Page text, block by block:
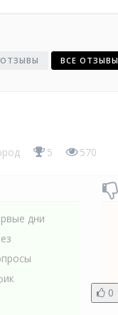
ВСЕ ОТЗЫВЫ
5 570
дни
0